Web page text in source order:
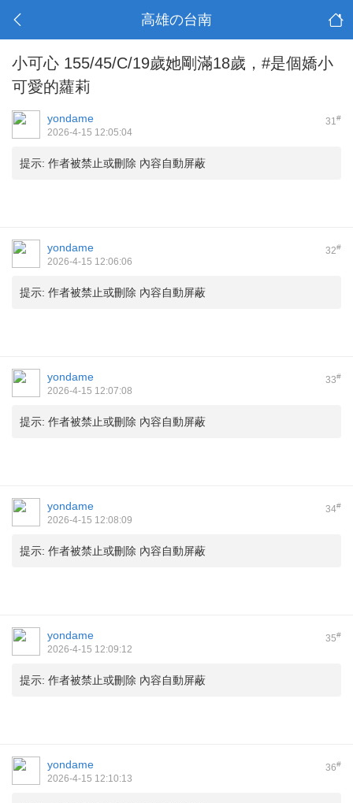
高雄の台南
小可心 155/45/C/19歲她剛滿18歲，#是個嬌小
可愛的蘿莉
31#
yondame
2026-4-15 12:05:04
提示: 作者被禁止或刪除 內容自動屏蔽
32#
yondame
2026-4-15 12:06:06
提示: 作者被禁止或刪除 內容自動屏蔽
33#
yondame
2026-4-15 12:07:08
提示: 作者被禁止或刪除 內容自動屏蔽
34#
yondame
2026-4-15 12:08:09
提示: 作者被禁止或刪除 內容自動屏蔽
35#
yondame
2026-4-15 12:09:12
提示: 作者被禁止或刪除 內容自動屏蔽
36#
yondame
2026-4-15 12:10:13